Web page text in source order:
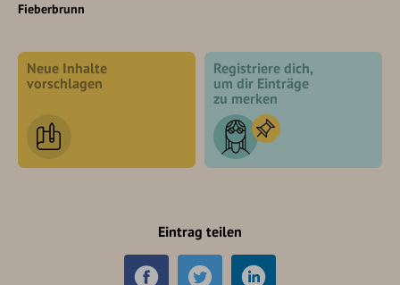
Fieberbrunn
Neue Inhalte
vorschlagen
Registriere dich,
um dir Einträge
zu merken
Eintrag teilen